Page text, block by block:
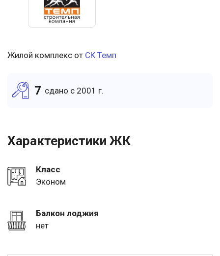
Жилой комплекс от СК Темп
7 cдано c 2001 г.
Характеристики ЖК
Класс
Эконом
Балкон лоджия
нет